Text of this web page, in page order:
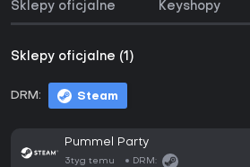
Sklepy oficjalne Keyshopy
Sklepy oficjalne (1)
DRM: Steam
Pummel Party
3tyg temu DRM: